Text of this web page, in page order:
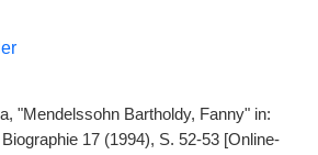
"Mendelssohn Bartholdy, Fanny" in:
17 (1994), S. 52-53 [Online-